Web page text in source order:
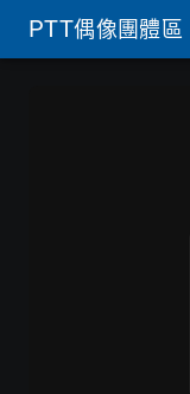
PTT偶像團體區